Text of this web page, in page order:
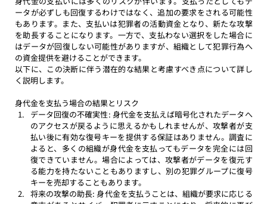
ータが必ずしも回復するわけではなく、追加の要求をされる可能性
もあります。また、支払いは犯罪者の活動資金となり、新たな攻撃
を助長することになります。一方で、支払わない選択をした場合に
はデータが回復しない可能性がありますが、組織として犯罪行為へ
の資金提供を避けることができます。
以下に、この決断に伴う潜在的な結果と考慮すべき点について詳し
く説明します。
身代金を支払う場合の結果とリスク
データ回復の不確実性: 身代金を支払えば暗号化されたデータへ
のアクセスが戻るように思えるかもしれませんが、攻撃者が支
払い後に有効な復号キーを提供する保証はありません。調査に
よると、多くの組織が身代金を支払ってもデータを完全には回
復できていません。場合によっては、攻撃者がデータを復元す
る能力を持たないこともありますし、別の犯罪グループに復号
キーを売却することもあります。
将来の攻撃の助長: 身代金を支払うことは、組織が要求に応じる